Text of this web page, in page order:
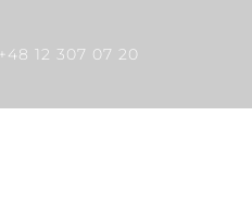
+48 12 307 07 20